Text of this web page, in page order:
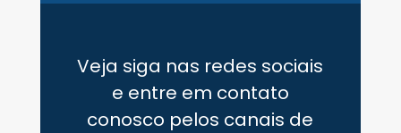
Veja siga nas redes sociais
e entre em contato
conosco pelos canais de